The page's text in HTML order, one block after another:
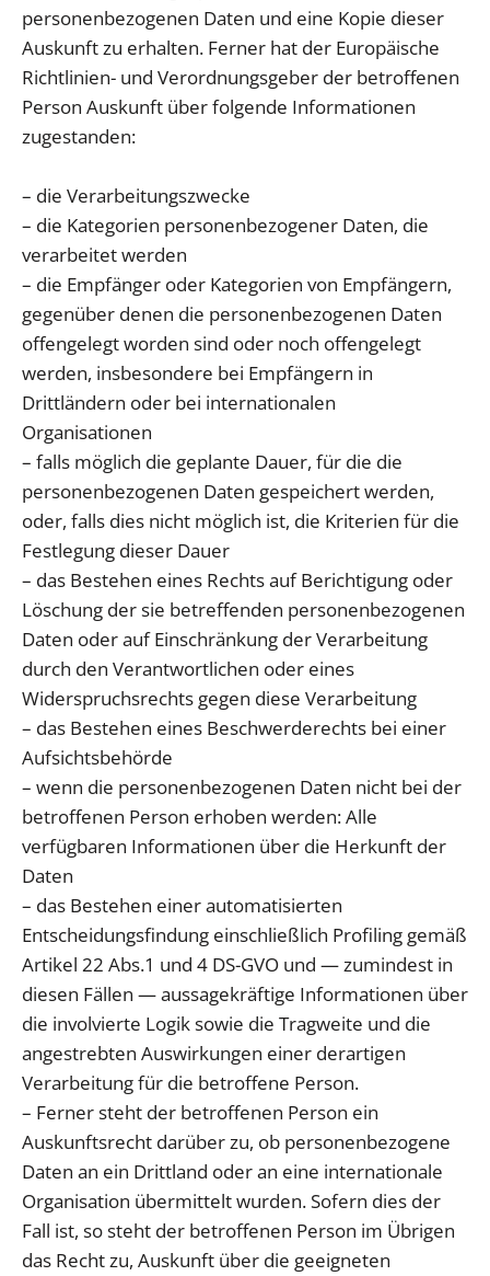
personenbezogenen Daten und eine Kopie dieser
Auskunft zu erhalten. Ferner hat der Europäische
Richtlinien- und Verordnungsgeber der betroffenen
Person Auskunft über folgende Informationen
zugestanden:
– die Verarbeitungszwecke
– die Kategorien personenbezogener Daten, die
verarbeitet werden
– die Empfänger oder Kategorien von Empfängern,
gegenüber denen die personenbezogenen Daten
offengelegt worden sind oder noch offengelegt
werden, insbesondere bei Empfängern in
Drittländern oder bei internationalen
Organisationen
– falls möglich die geplante Dauer, für die die
personenbezogenen Daten gespeichert werden,
oder, falls dies nicht möglich ist, die Kriterien für die
Festlegung dieser Dauer
– das Bestehen eines Rechts auf Berichtigung oder
Löschung der sie betreffenden personenbezogenen
Daten oder auf Einschränkung der Verarbeitung
durch den Verantwortlichen oder eines
Widerspruchsrechts gegen diese Verarbeitung
– das Bestehen eines Beschwerderechts bei einer
Aufsichtsbehörde
– wenn die personenbezogenen Daten nicht bei der
betroffenen Person erhoben werden: Alle
verfügbaren Informationen über die Herkunft der
Daten
– das Bestehen einer automatisierten
Entscheidungsfindung einschließlich Profiling gemäß
Artikel 22 Abs.1 und 4 DS-GVO und — zumindest in
diesen Fällen — aussagekräftige Informationen über
die involvierte Logik sowie die Tragweite und die
angestrebten Auswirkungen einer derartigen
Verarbeitung für die betroffene Person.
– Ferner steht der betroffenen Person ein
Auskunftsrecht darüber zu, ob personenbezogene
Daten an ein Drittland oder an eine internationale
Organisation übermittelt wurden. Sofern dies der
Fall ist, so steht der betroffenen Person im Übrigen
das Recht zu, Auskunft über die geeigneten